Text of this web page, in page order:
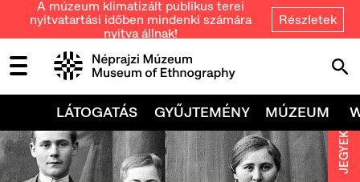
A múzeum klimatizált publikus terei
nyitvatartási időben mindenki számára
nyitva állnak!
Részletek
LÁTOGATÁS GYŰJTEMÉNY MÚZEUM
JEGYEK